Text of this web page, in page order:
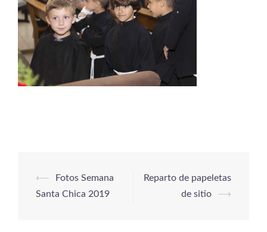
⟵
Fotos Semana
Santa Chica 2019
Reparto de papeletas
de sitio
⟶